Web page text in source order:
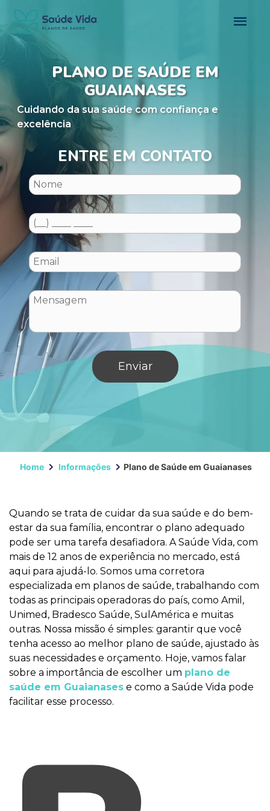
PLANO DE SAÚDE EM
GUAIANASES
Cuidando da sua saúde com confiança e
excelência
ENTRE EM CONTATO
Home Informações Plano de Saúde em Guaianases
Quando se trata de cuidar da sua saúde e do bem-
estar da sua família, encontrar o plano adequado
pode ser uma tarefa desafiadora. A Saúde Vida, com
mais de 12 anos de experiência no mercado, está
aqui para ajudá-lo. Somos uma corretora
especializada em planos de saúde, trabalhando com
todas as principais operadoras do país, como Amil,
Unimed, Bradesco Saúde, SulAmérica e muitas
outras. Nossa missão é simples: garantir que você
tenha acesso ao melhor plano de saúde, ajustado às
suas necessidades e orçamento. Hoje, vamos falar
sobre a importância de escolher um plano de
saúde em Guaianases e como a Saúde Vida pode
facilitar esse processo.